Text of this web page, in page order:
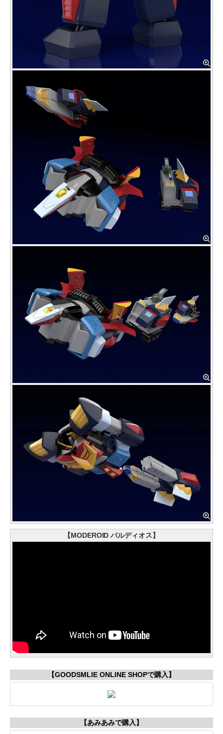
【MODEROID バルディオス】
【GOODSMLIE ONLINE SHOPで購入】
【あみあみで購入】